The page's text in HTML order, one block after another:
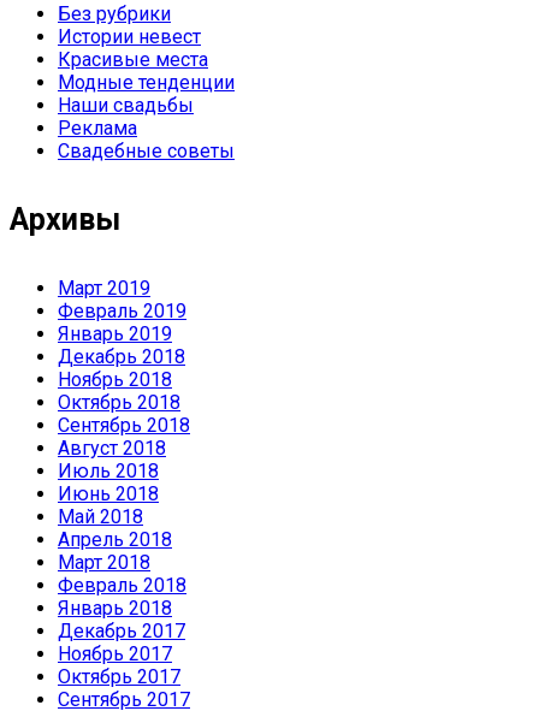
Без рубрики
Истории невест
Красивые места
Модные тенденции
Наши свадьбы
Реклама
Свадебные советы
Архивы
Март 2019
Февраль 2019
Январь 2019
Декабрь 2018
Ноябрь 2018
Октябрь 2018
Сентябрь 2018
Август 2018
Июль 2018
Июнь 2018
Май 2018
Апрель 2018
Март 2018
Февраль 2018
Январь 2018
Декабрь 2017
Ноябрь 2017
Октябрь 2017
Сентябрь 2017